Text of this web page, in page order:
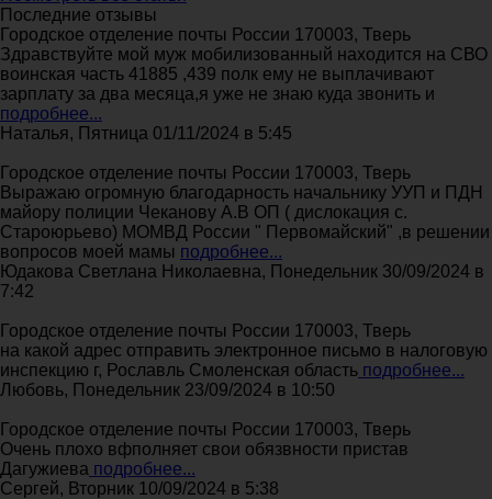
Последние отзывы
Городское отделение почты России 170003, Тверь
Здравствуйте мой муж мобилизованный находится на СВО
воинская часть 41885 ,439 полк ему не выплачивают
зарплату за два месяца,я уже не знаю куда звонить и
подробнее...
Наталья, Пятница 01/11/2024 в 5:45
Городское отделение почты России 170003, Тверь
Выражаю огромную благодарность начальнику УУП и ПДН
майору полиции Чеканову А.В ОП ( дислокация с.
Староюрьево) МОМВД России " Первомайский" ,в решении
вопросов моей мамы подробнее...
Юдакова Светлана Николаевна, Понедельник 30/09/2024 в
7:42
Городское отделение почты России 170003, Тверь
на какой адрес отправить электронное письмо в налоговую
инспекцию г, Рославль Смоленская область подробнее...
Любовь, Понедельник 23/09/2024 в 10:50
Городское отделение почты России 170003, Тверь
Очень плохо вфполняет свои обязвности пристав
Дагужиева подробнее...
Сергей, Вторник 10/09/2024 в 5:38